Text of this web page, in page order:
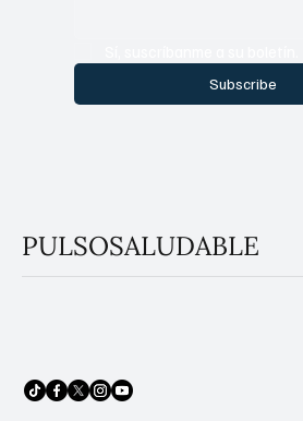
Subscribe
PULSOSALUDABLE